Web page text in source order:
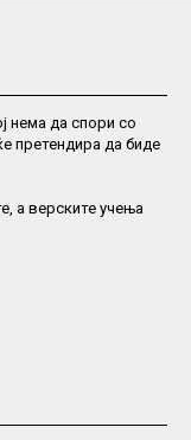
нема да спори со
претендира да биде
а верските учења